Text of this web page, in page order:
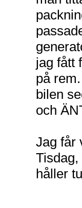
jag fått
på
bilen
och
Jag får
håller